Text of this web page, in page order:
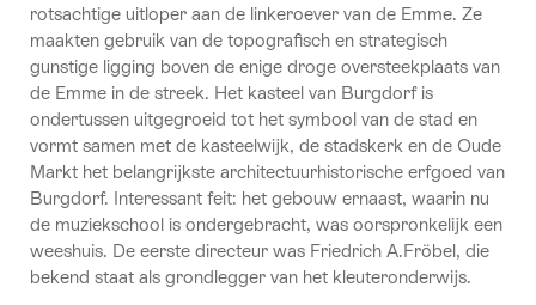
rotsachtige uitloper aan de linkeroever van de Emme. Ze
maakten gebruik van de topografisch en strategisch
gunstige ligging boven de enige droge oversteekplaats van
de Emme in de streek. Het kasteel van Burgdorf is
ondertussen uitgegroeid tot het symbool van de stad en
vormt samen met de kasteelwijk, de stadskerk en de Oude
Markt het belangrijkste architectuurhistorische erfgoed van
Burgdorf. Interessant feit: het gebouw ernaast, waarin nu
de muziekschool is ondergebracht, was oorspronkelijk een
weeshuis. De eerste directeur was Friedrich A.Fröbel, die
bekend staat als grondlegger van het kleuteronderwijs.